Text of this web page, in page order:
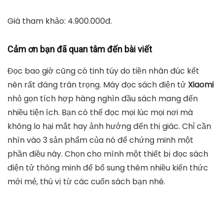
Giá tham khảo: 4.900.000đ.
Cảm ơn bạn đã quan tâm đến bài viết
Đọc bao giờ cũng có tinh túy do tiền nhân đúc kết
nên rất đáng trân trọng. Máy đọc sách điện tửXiaomi
nhỏ gọn tích hợp hàng nghìn đầu sách mang đến
nhiều tiện ích. Bạn có thể đọc mọi lúc mọi nơi mà
không lo hại mắt hay ảnh hưởng đến thị giác. Chỉ cần
nhìn vào 3 sản phẩm của nó để chứng minh một
phần điều này. Chọn cho mình một thiết bị đọc sách
điện tử thông minh để bổ sung thêm nhiều kiến thức
mới mẻ, thú vị từ các cuốn sách bạn nhé.